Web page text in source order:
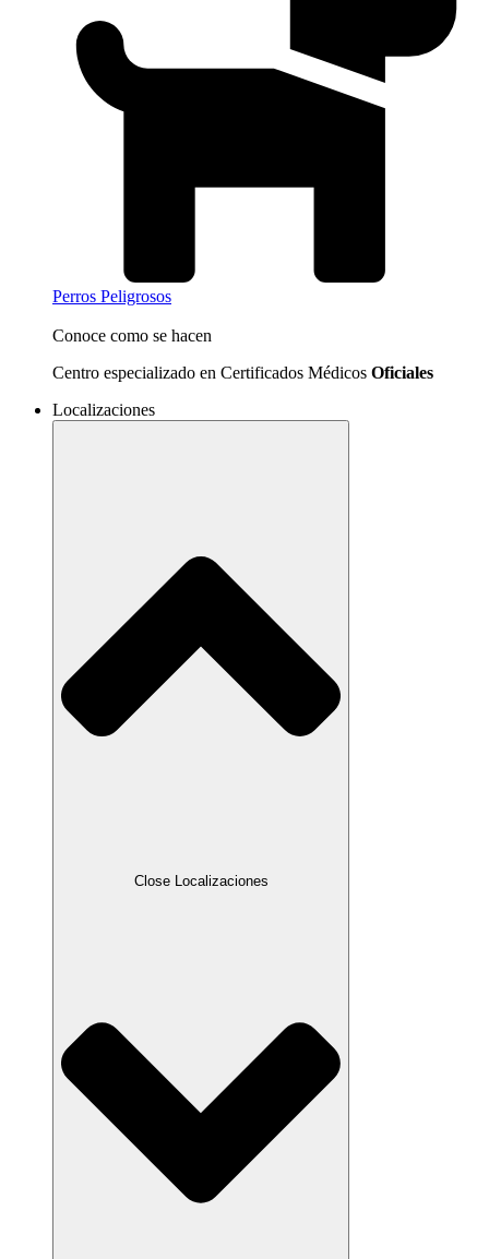
Perros Peligrosos
Conoce como se hacen
Centro especializado en Certificados Médicos Oficiales
Localizaciones
Close Localizaciones